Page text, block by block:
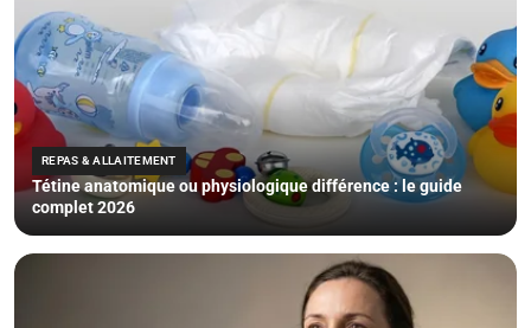
REPAS & ALLAITEMENT
Tétine anatomique ou physiologique différence : le guide
complet 2026